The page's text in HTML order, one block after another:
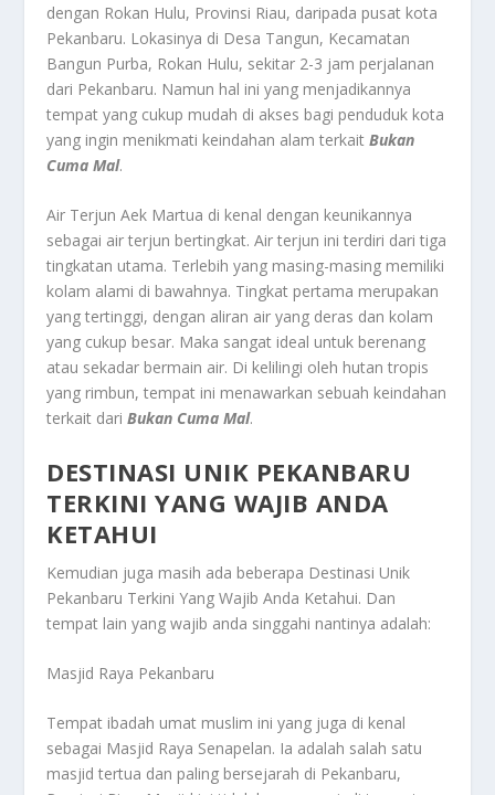
dengan Rokan Hulu, Provinsi Riau, daripada pusat kota
Pekanbaru. Lokasinya di Desa Tangun, Kecamatan
Bangun Purba, Rokan Hulu, sekitar 2-3 jam perjalanan
dari Pekanbaru. Namun hal ini yang menjadikannya
tempat yang cukup mudah di akses bagi penduduk kota
yang ingin menikmati keindahan alam terkaitBukan
Cuma Mal.
Air Terjun Aek Martua di kenal dengan keunikannya
sebagai air terjun bertingkat. Air terjun ini terdiri dari tiga
tingkatan utama. Terlebih yang masing-masing memiliki
kolam alami di bawahnya. Tingkat pertama merupakan
yang tertinggi, dengan aliran air yang deras dan kolam
yang cukup besar. Maka sangat ideal untuk berenang
atau sekadar bermain air. Di kelilingi oleh hutan tropis
yang rimbun, tempat ini menawarkan sebuah keindahan
terkait dariBukan Cuma Mal.
DESTINASI UNIK PEKANBARU
TERKINI YANG WAJIB ANDA
KETAHUI
Kemudian juga masih ada beberapa Destinasi Unik
Pekanbaru Terkini Yang Wajib Anda Ketahui. Dan
tempat lain yang wajib anda singgahi nantinya adalah:
Masjid Raya Pekanbaru
Tempat ibadah umat muslim ini yang juga di kenal
sebagai Masjid Raya Senapelan. Ia adalah salah satu
masjid tertua dan paling bersejarah di Pekanbaru,